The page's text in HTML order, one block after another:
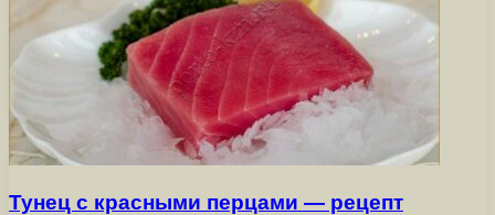
Тунец с красными перцами — рецепт